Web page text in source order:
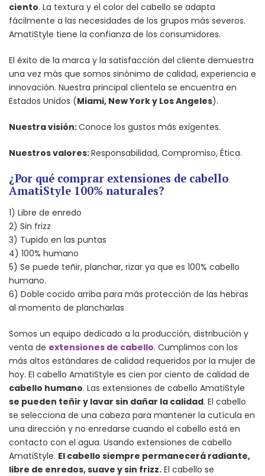
ciento. La textura y el color del cabello se adapta
fácilmente a las necesidades de los grupos más severos.
AmatiStyle tiene la confianza de los consumidores.
El éxito de la marca y la satisfacción del cliente demuestra
una vez más que somos sinónimo de calidad, experiencia e
innovación. Nuestra principal clientela se encuentra en
Estados Unidos (Miami, New York y Los Angeles).
Nuestra visión:Conoce los gustos más exigentes.
Nuestros valores:Responsabilidad, Compromiso, Ética.
¿Por qué comprar extensiones de cabello
AmatiStyle 100% naturales?
1) Libre de enredo
2) Sin frizz
3) Tupido en las puntas
4) 100% humano
5) Se puede teñir, planchar, rizar ya que es 100% cabello
humano.
6) Doble cocido arriba para más protección de las hebras
al momento de plancharlas
Somos un equipo dedicado a la producción, distribución y
venta de extensiones de cabello. Cumplimos con los
más altos estándares de calidad requeridos por la mujer de
hoy. El cabello AmatiStyle es cien por ciento de calidad de
cabello humano. Las extensiones de cabello AmatiStyle
se pueden teñir y lavar sin dañar la calidad. El cabello
se selecciona de una cabeza para mantener la cutícula en
una dirección y no enredarse cuando el cabello está en
contacto con el agua. Usando extensiones de cabello
AmatiStyle. El cabello siempre permanecerá radiante,
libre de enredos, suave y sin frizz. El cabello se